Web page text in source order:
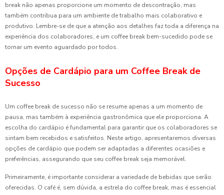
break não apenas proporcione um momento de descontração, mas
também contribua para um ambiente de trabalho mais colaborativo e
produtivo. Lembre-se de que a atenção aos detalhes faz toda a diferença na
experiência dos colaboradores, e um coffee break bem-sucedido pode se
tornar um evento aguardado por todos.
Opções de Cardápio para um Coffee Break de
Sucesso
Um coffee break de sucesso não se resume apenas a um momento de
pausa, mas também à experiência gastronômica que ele proporciona. A
escolha do cardápio é fundamental para garantir que os colaboradores se
sintam bem recebidos e satisfeitos. Neste artigo, apresentaremos diversas
opções de cardápio que podem ser adaptadas a diferentes ocasiões e
preferências, assegurando que seu coffee break seja memorável.
Primeiramente, é importante considerar a variedade de bebidas que serão
oferecidas. O café é, sem dúvida, a estrela do coffee break, mas é essencial